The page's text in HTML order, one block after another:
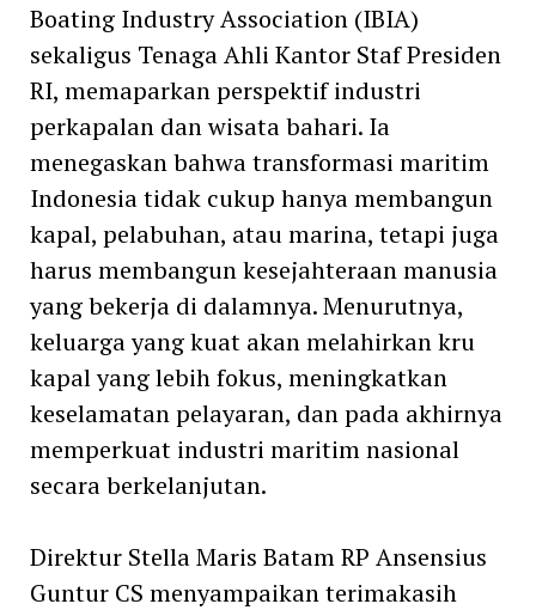
Boating Industry Association (IBIA)
sekaligus Tenaga Ahli Kantor Staf Presiden
RI, memaparkan perspektif industri
perkapalan dan wisata bahari. Ia
menegaskan bahwa transformasi maritim
Indonesia tidak cukup hanya membangun
kapal, pelabuhan, atau marina, tetapi juga
harus membangun kesejahteraan manusia
yang bekerja di dalamnya. Menurutnya,
keluarga yang kuat akan melahirkan kru
kapal yang lebih fokus, meningkatkan
keselamatan pelayaran, dan pada akhirnya
memperkuat industri maritim nasional
secara berkelanjutan.
Direktur Stella Maris Batam RP Ansensius
Guntur CS menyampaikan terimakasih